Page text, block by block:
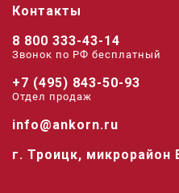
Контакты
8 800 333-43-14
Звонок по РФ беcплатный
+7 (495) 843-50-93
Отдел продаж
info@ankorn.ru
г. Троицк, микрорайон